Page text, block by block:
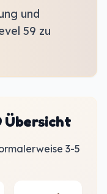
und
59 zu
Übersicht
3-5